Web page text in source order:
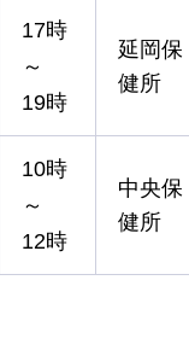
17時
～
19時
延岡保
健所
10時
～
12時
中央保
健所